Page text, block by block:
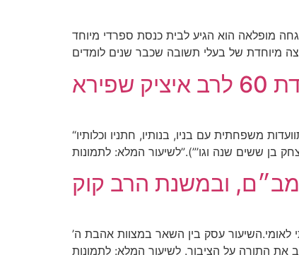
מופלאה הוא הגיע לבית כנסת ספרדי מיוחד
שפירא
“לכבוד יום הולדתו הששים של הרב יצחק שפירא שליט”א – מהוותיקים ומגדולי מפיצי התורה בין תלמידי הרב – התקיימה התוועדות משפחתית עם בניו, בנותיו, חתניו וכלותיו
ובמשנת הרב קוק
לאומי.השיעור עסק בין השאר במצוות אהבת ה’